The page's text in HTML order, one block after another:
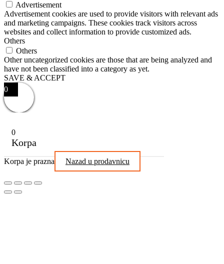
Advertisement
Advertisement cookies are used to provide visitors with relevant ads
and marketing campaigns. These cookies track visitors across
websites and collect information to provide customized ads.
Others
Others
Other uncategorized cookies are those that are being analyzed and
have not been classified into a category as yet.
SAVE & ACCEPT
0
0
Korpa
Korpa je prazna Nazad u prodavnicu